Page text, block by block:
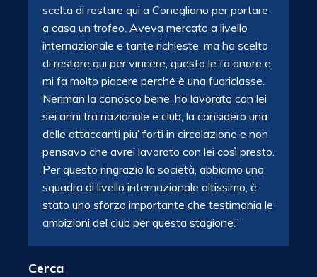
scelta di restare qui a Conegliano per portare
a casa un trofeo. Aveva mercato a livello
internazionale e tante richieste, ma ha scelto
di restare qui per vincere, questo le fa onore e
mi fa molto piacere perché è una fuoriclasse.
Neriman la conosco bene, ho lavorato con lei
sei anni tra nazionale e club, la considero una
delle attaccanti piu’ forti in circolazione e non
pensavo che avrei lavorato con lei così presto.
Per questo ringrazio la società, abbiamo una
squadra di livello internazionale altissimo, è
stato uno sforzo importante che testimonia le
ambizioni del club per questa stagione.”
Cerca